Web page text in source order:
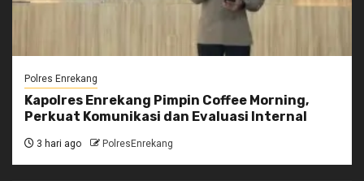
Polres Enrekang
Kapolres Enrekang Pimpin Coffee Morning,
Perkuat Komunikasi dan Evaluasi Internal
3 hari ago PolresEnrekang